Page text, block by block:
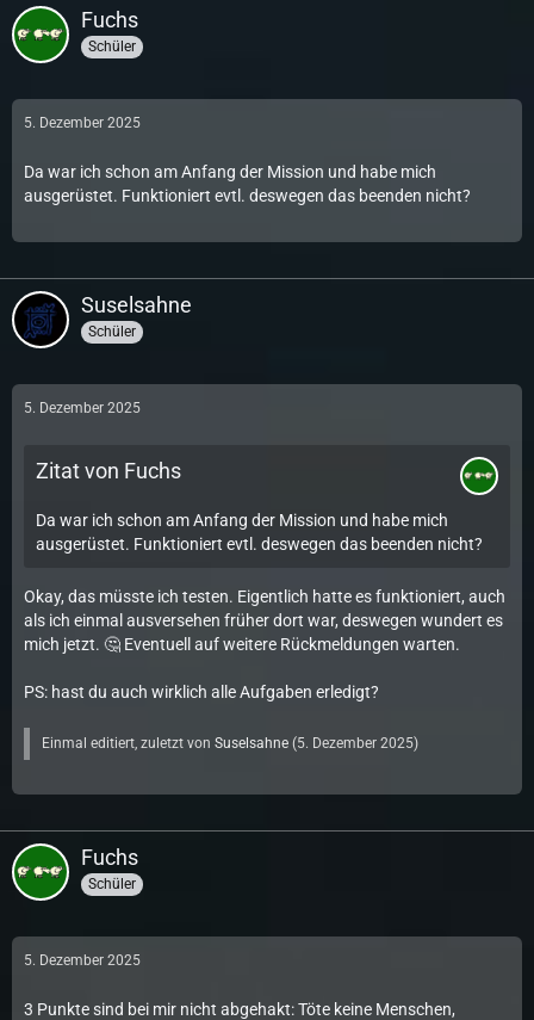
Fuchs
Schüler
5. Dezember 2025
Da war ich schon am Anfang der Mission und habe mich
ausgerüstet. Funktioniert evtl. deswegen das beenden nicht?
Suselsahne
Schüler
5. Dezember 2025
Zitat von Fuchs
Da war ich schon am Anfang der Mission und habe mich
ausgerüstet. Funktioniert evtl. deswegen das beenden nicht?
Okay, das müsste ich testen. Eigentlich hatte es funktioniert, auch
als ich einmal ausversehen früher dort war, deswegen wundert es
mich jetzt. 🤔 Eventuell auf weitere Rückmeldungen warten.
PS: hast du auch wirklich alle Aufgaben erledigt?
Einmal editiert, zuletzt von Suselsahne (5. Dezember 2025)
Fuchs
Schüler
5. Dezember 2025
3 Punkte sind bei mir nicht abgehakt: Töte keine Menschen,